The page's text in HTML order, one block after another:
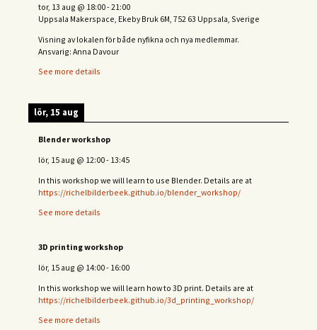
tor, 13 aug @ 18:00-21:00
Uppsala Makerspace, Ekeby Bruk 6M, 752 63 Uppsala, Sverige
Visning av lokalen för både nyfikna och nya medlemmar.
Ansvarig: Anna Davour
See more details
lör, 15 aug
Blender workshop
lör, 15 aug @ 12:00- 13:45
In this workshop we will learn to use Blender. Details are at
https://richelbilderbeek.github.io/blender_workshop/
See more details
3D printing workshop
lör, 15 aug @ 14:00- 16:00
In this workshop we will learn how to 3D print. Details are at
https://richelbilderbeek.github.io/3d_printing_workshop/
See more details